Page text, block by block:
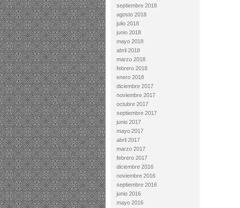
septiembre 2018
agosto 2018
julio 2018
junio 2018
mayo 2018
abril 2018
marzo 2018
febrero 2018
enero 2018
diciembre 2017
noviembre 2017
octubre 2017
septiembre 2017
junio 2017
mayo 2017
abril 2017
marzo 2017
febrero 2017
diciembre 2016
noviembre 2016
septiembre 2016
junio 2016
mayo 2016